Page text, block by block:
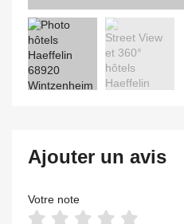
Ajouter un avis
Votre note